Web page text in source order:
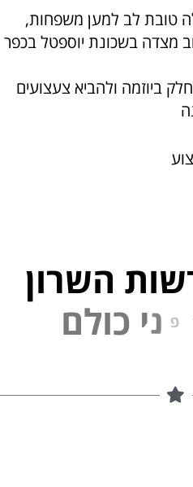
טובת לב למען משפחות,
מצדה בשכונת יוספטל בכפר
ביוזמה ולהביא צעצועים
השרון